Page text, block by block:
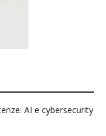
AI e cybersecurity